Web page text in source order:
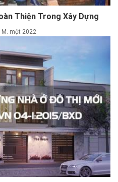
Thiện Trong Xây Dựng
M. một 2022